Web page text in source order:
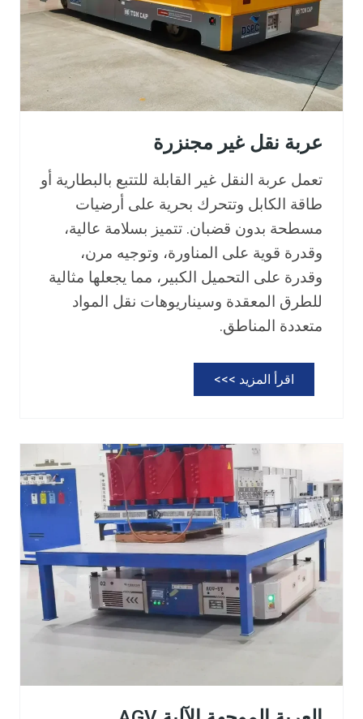
ط
ا
ر
ي
ت
عربة نقل غير مجنزرة
تعمل عربة النقل غير القابلة للتتبع بالبطارية أو
طاقة الكابل وتتحرك بحرية على أرضيات
مسطحة بدون قضبان. تتميز بسلامة عالية،
وقدرة قوية على المناورة، وتوجيه مرن،
وقدرة على التحميل الكبير، مما يجعلها مثالية
للطرق المعقدة وسيناريوهات نقل المواد
متعددة المناطق.
اقرأ المزيد >>>
ر
ل
غ
ي
ر
م
ج
ن
ز
ة